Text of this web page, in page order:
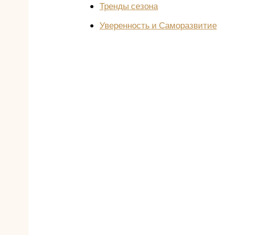
Тренды сезона
Уверенность и Саморазвитие